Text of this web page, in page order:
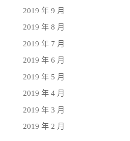
2019 年 9 月
2019 年 8 月
2019 年 7 月
2019 年 6 月
2019 年 5 月
2019 年 4 月
2019 年 3 月
2019 年 2 月